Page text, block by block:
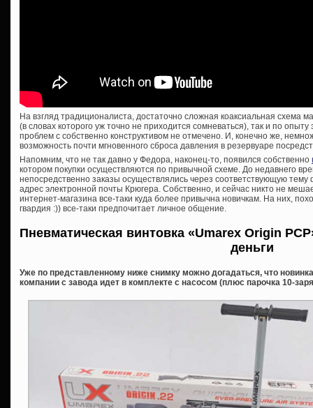
На взгляд традиционалиста, достаточно сложная коаксиальная схема
(в словах которого уж точно не приходится сомневаться), так и по
проблем с собственно конструктивом не отмечено. И, конечно же,
возможность почти мгновенного сброса давления в резервуаре
Напомним, что не так давно у Федора, наконец-то, появился собственно
котором покупки осуществляются по привычной схеме. До недавнего
непосредственно заказы осуществлялись через соответствующую
адрес электронной почты Крюгера. Собственно, и сейчас никто не
интернет-магазина все-таки куда более привычна новичкам. На них,
гвардия :)) все-таки предпочитает личное общение.
Пневматическая винтовка «Umarex Origin
деньги
Уже по представленному ниже снимку можно догадаться, что
компании с завода идет в комплекте с насосом (плюс парочка 10-